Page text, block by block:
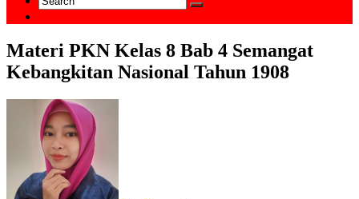
Materi PKN Kelas 8 Bab 4 Semangat
Kebangkitan Nasional Tahun 1908